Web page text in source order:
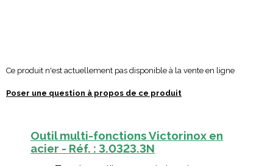
Ce produit n'est actuellement pas disponible à la vente en ligne
Poser une question à propos de ce produit
Outil multi-fonctions Victorinox en
acier - Réf. : 3.0323.3N